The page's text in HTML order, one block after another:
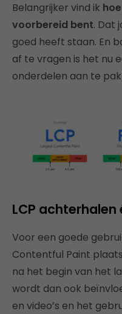
Belangrijker vind ik
voorbereid bent. Dat
goed heeft staan. En
af te vragen is het nu
onderdelen aan te
LCP achterhalen
Voor een goede
Contentful Paint
na het begin van het
wordt dan ook
en video’s en het